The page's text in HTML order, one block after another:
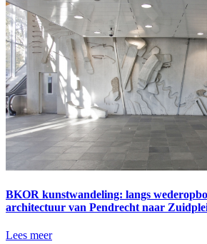
BKOR kunstwandeling: langs
architectuur van Pendrecht naar
Lees meer